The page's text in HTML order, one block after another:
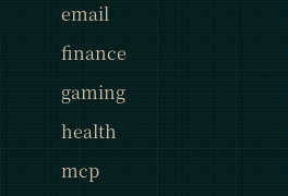
email
finance
gaming
health
mcp